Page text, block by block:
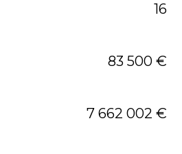
16
83 500 €
7 662 002 €